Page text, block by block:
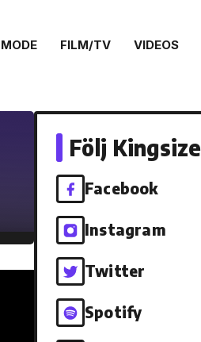
MODE FILM/TV VIDEOS
Följ Kingsize
Facebook
Instagram
Twitter
Spotify